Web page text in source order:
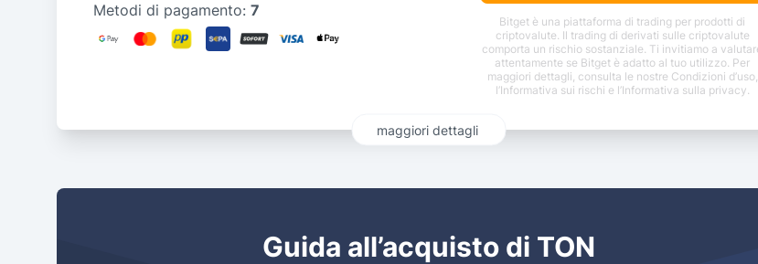
Metodi di pagamento: 7
Bitget è una piattaforma di trading per prodotti di
criptovalute. Il trading di derivati sulle criptovalute
comporta un rischio sostanziale. Ti invitiamo a
attentamente se Bitget è adatto al tuo utilizzo. Per
maggiori dettagli, consulta le nostre Condizioni d’uso,
l’Informativa sui rischi e l’Informativa sulla privacy.
maggiori dettagli
Guida all’acquisto di TON